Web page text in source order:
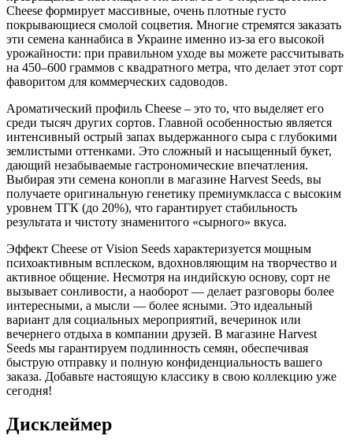
Cheese формирует массивные, очень плотные густо
покрывающиеся смолой соцветия. Многие стремятся заказать
эти семена каннабиса в Украине именно из-за его высокой
урожайности: при правильном уходе вы можете рассчитывать
на 450–600 граммов с квадратного метра, что делает этот сорт
фаворитом для коммерческих садоводов.
Ароматический профиль Cheese – это то, что выделяет его
среди тысяч других сортов. Главной особенностью является
интенсивный острый запах выдержанного сыра с глубокими
землистыми оттенками. Это сложный и насыщенный букет,
дающий незабываемые гастрономические впечатления.
Выбирая эти семена конопли в магазине Harvest Seeds, вы
получаете оригинальную генетику премиумкласса с высоким
уровнем ТГК (до 20%), что гарантирует стабильность
результата и чистоту знаменитого «сырного» вкуса.
Эффект Cheese от Vision Seeds характеризуется мощным
психоактивным всплеском, вдохновляющим на творчество и
активное общение. Несмотря на индийскую основу, сорт не
вызывает сонливости, а наоборот — делает разговоры более
интересными, а мысли — более ясными. Это идеальный
вариант для социальных мероприятий, вечеринок или
вечернего отдыха в компании друзей. В магазине Harvest
Seeds мы гарантируем подлинность семян, обеспечивая
быструю отправку и полную конфиденциальность вашего
заказа. Добавьте настоящую классику в свою коллекцию уже
сегодня!
Дисклеймер